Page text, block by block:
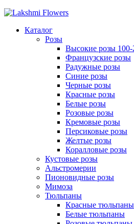
Каталог
Розы
Высокие розы 100-
Французские розы
Радужные розы
Синие розы
Черные розы
Красные розы
Белые розы
Розовые розы
Кремовые розы
Персиковые розы
Желтые розы
Коралловые розы
Кустовые розы
Альстромерии
Пионовидные розы
Мимоза
Тюльпаны
Красные тюльпаны
Белые тюльпаны